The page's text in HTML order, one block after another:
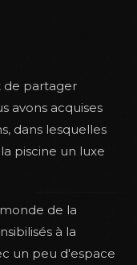
de partager
avons acquises
dans lesquelles
piscine un luxe
de la
à la
un peu d'espace